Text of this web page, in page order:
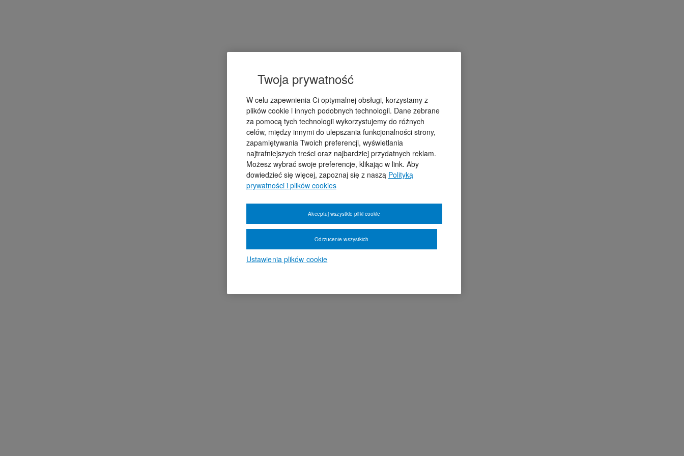
Twoja prywatność
W celu zapewnienia Ci optymalnej obsługi, korzystamy z
plików cookie i innych podobnych technologii. Dane zebrane
za pomocą tych technologii wykorzystujemy do różnych
celów, między innymi do ulepszania funkcjonalności strony,
zapamiętywania Twoich preferencji, wyświetlania
najtrafniejszych treści oraz najbardziej przydatnych reklam.
Możesz wybrać swoje preferencje, klikając w link. Aby
dowiedzieć się więcej, zapoznaj się z naszą Polityką
prywatności i plików cookies
Ustawienia plików cookie
Odrzucenie wszystkich
Akceptuj wszystkie pliki cookie